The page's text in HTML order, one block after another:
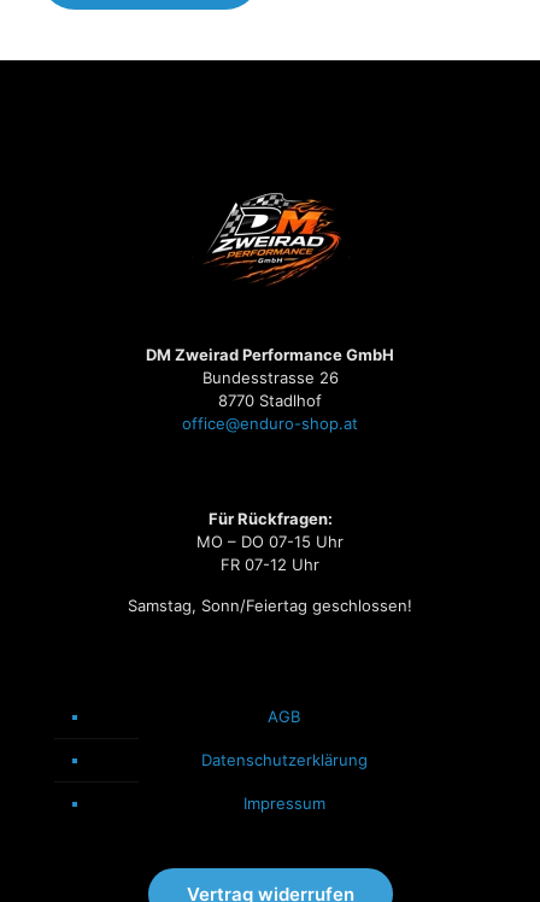
DM Zweirad Performance GmbH
Bundesstrasse 26
8770 Stadlhof
office@enduro-shop.at
Für Rückfragen:
MO – DO 07-15 Uhr
FR 07-12 Uhr
Samstag, Sonn/Feiertag geschlossen!
AGB
Datenschutzerklärung
Impressum
Vertrag widerrufen